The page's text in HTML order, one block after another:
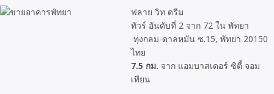
ฟลาย วิท ดรีม
ทัวร์ อันดับที่ 2 จาก 72 ใน พัทยา
ทุ่งกลม-ตาลหมัน ซ.15, พัทยา 20150
ไทย
7.5 กม. จาก แอมบาสเดอร์ ซิตี้ จอม
เทียน